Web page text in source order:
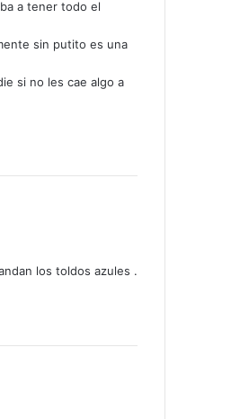
a tener todo el
sin putito es una
si no les cae algo a
los toldos azules .